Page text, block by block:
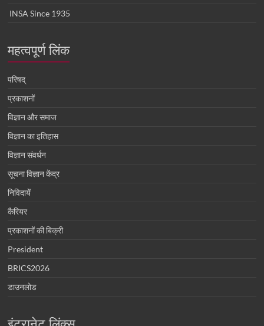
INSA Since 1935
महत्वपूर्ण लिंक
परिषद्
प्रकाशनों
विज्ञान और समाज
विज्ञान का इतिहास
विज्ञान संवर्धन
सूचना विज्ञान केंद्र
निविदायें
कैरियर
प्रकाशनों की बिक्री
President
BRICS2026
डाउनलोड